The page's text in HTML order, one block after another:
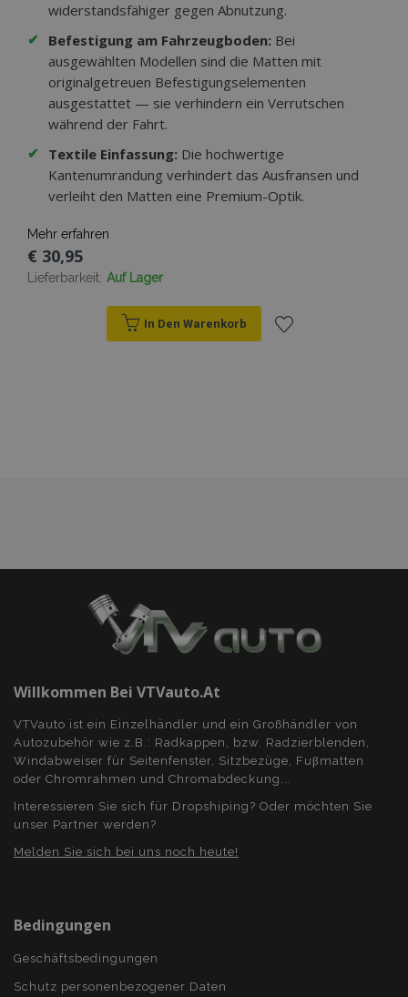
widerstandsfähiger gegen Abnutzung.
✔ Befestigung am Fahrzeugboden: Bei
ausgewählten Modellen sind die Matten mit
originalgetreuen Befestigungselementen
ausgestattet — sie verhindern ein Verrutschen
während der Fahrt.
✔ Textile Einfassung: Die hochwertige
Kantenumrandung verhindert das Ausfransen und
verleiht den Matten eine Premium-Optik.
Mehr erfahren
€ 30,95
Lieferbarkeit: Auf Lager
In Den Warenkorb
Willkommen Bei VTVauto.at
VTVauto ist ein Einzelhändler und ein Großhändler von
Autozubehör wie z.B.: Radkappen, bzw. Radzierblenden,
Windabweiser für Seitenfenster, Sitzbezüge, Fuβmatten
oder Chromrahmen und Chromabdeckung...
Interessieren Sie sich für Dropshiping? Oder möchten Sie
unser Partner werden?
Melden Sie sich bei uns noch heute!
Bedingungen
Geschäftsbedingungen
Schutz personenbezogener Daten
Unbedingt erforderliche Cookies ermöglichen
wesentliche Kernfunktionen der Website wie
die Benutzeranmeldung und die
Kontoverwaltung. Ohne die unbedingt
erforderlichen Cookies kann die Website nicht
ordnungsgemäß verwendet werden.
Name
mage-translation-file-version
www.vtvauto.at
recently_viewed_product
section_data_ids
mage-cache-sessid
product_data_storage
recently_compared_product_previous